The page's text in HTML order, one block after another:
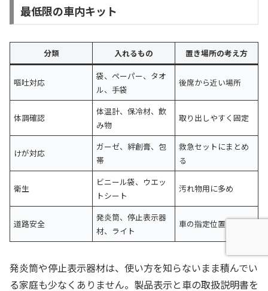
最低限の車内キット
分類 入れるもの 置き場所の考え方
嘔吐対応
袋、ペーパー、タオ
ル、手袋
後席から近い場所
体調確認
体温計、保冷材、飲
み物
取り出しやすく固定
けが対応
ガーゼ、絆創膏、包
帯
救急セットにまとめ
る
衛生
ビニール袋、ウエッ
トシート
汚れ物用に多め
道路安全
発炎筒、停止表示器
材、ライト
車の指定位置を確認
発炎筒や停止表示器材は、使い方を知らないまま積んでい
る家庭も少なくありません。製品表示と車の取扱説明書を